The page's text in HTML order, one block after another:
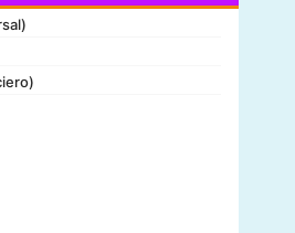
Times)